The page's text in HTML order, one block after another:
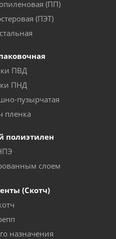
(ПП)
(ПЭТ)
ПВД
ПНД
пузырчатая
пленка
полиэтилен
слоем
(Скотч)
назначения